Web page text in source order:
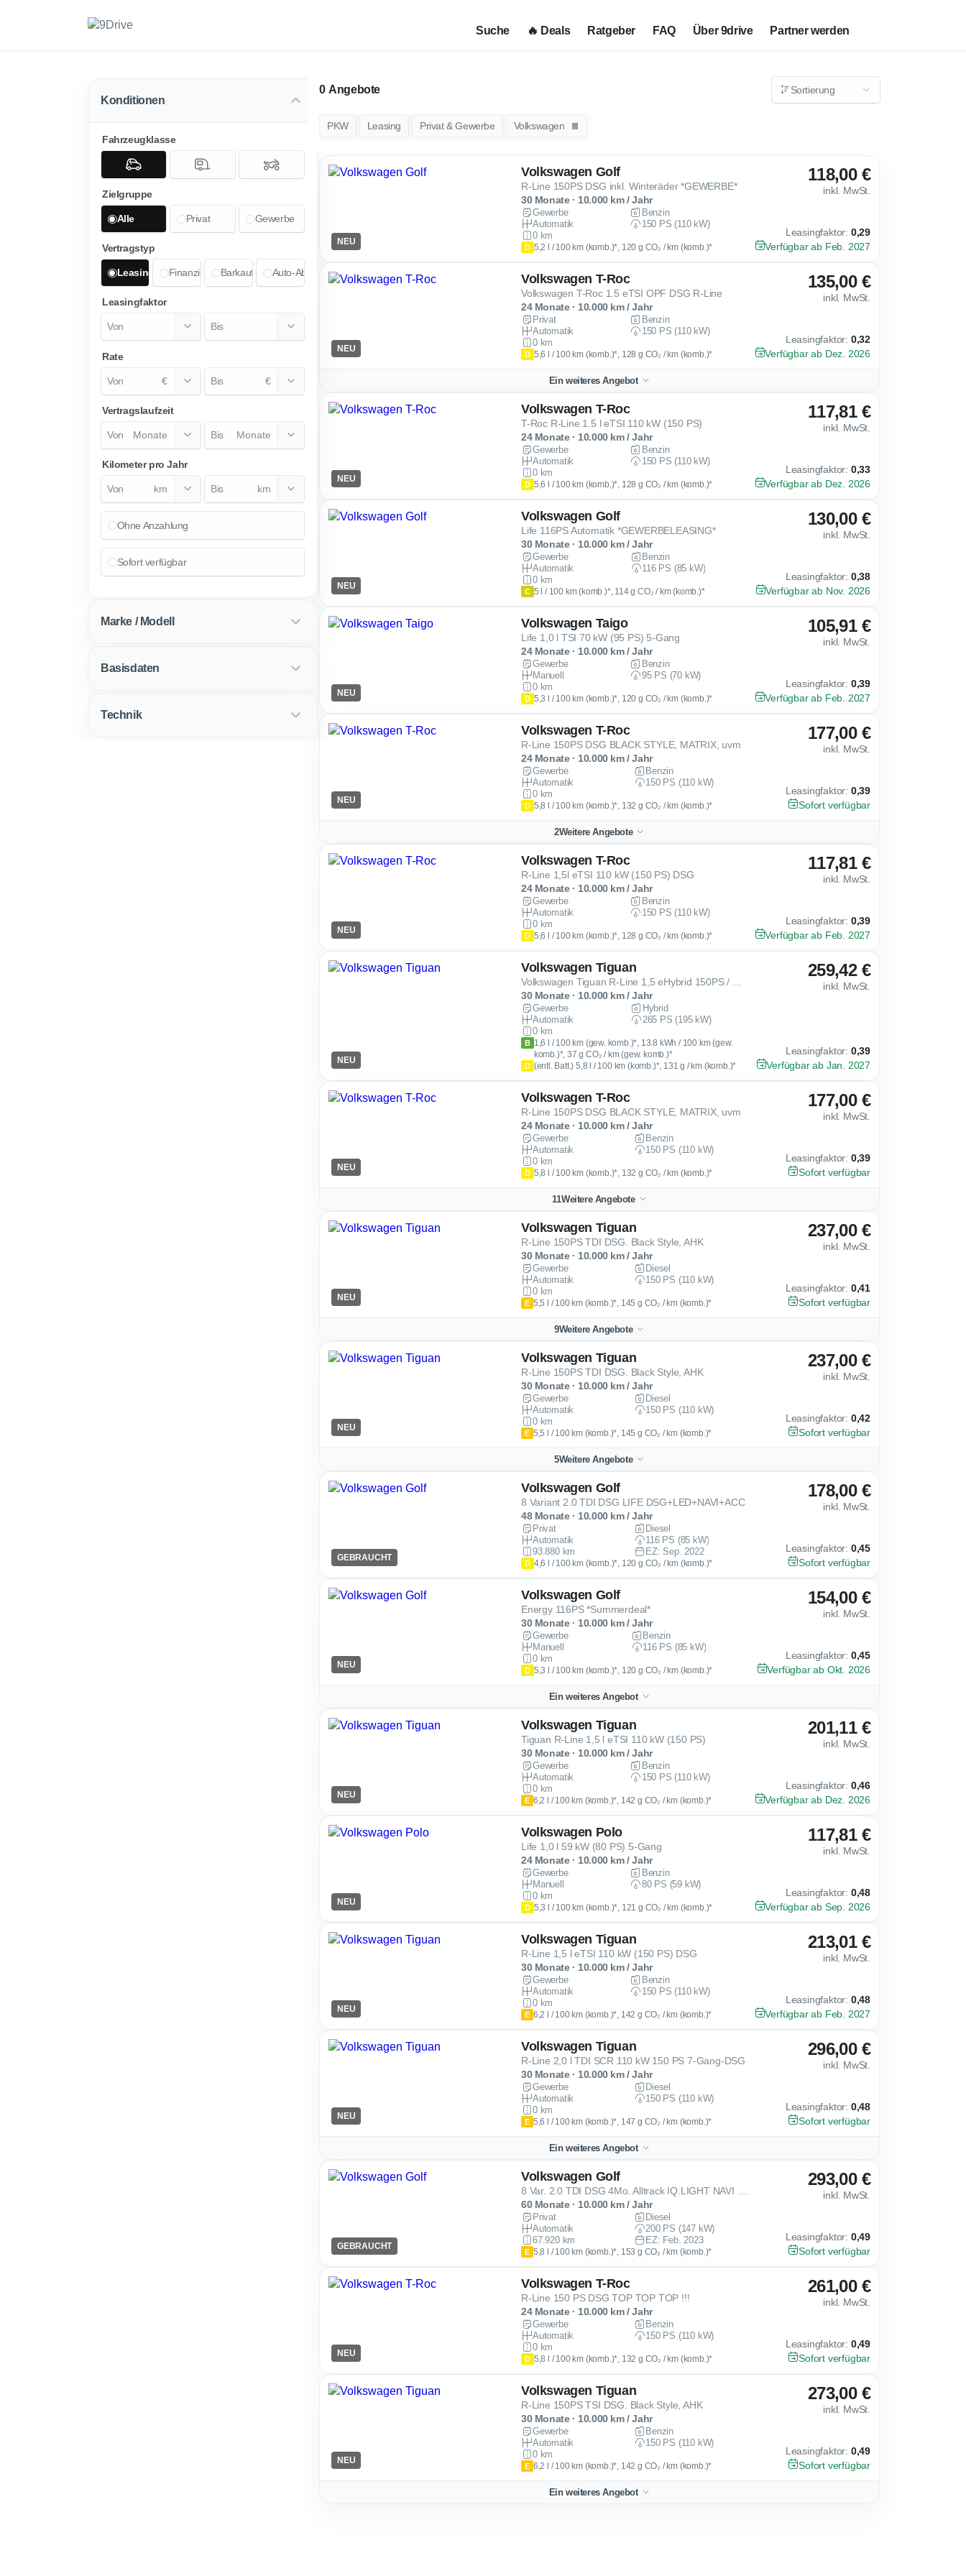
Suche 🔥 Deals Ratgeber FAQ Über 9drive Partner werden
Konditionen
Fahrzeugklasse
Zielgruppe
Alle Privat Gewerbe
Vertragstyp
Leasing FinanzierungBarkauf Auto-Abo
Leasingfaktor
Rate
€ €
Vertragslaufzeit
Monate Monate
Kilometer pro Jahr
km km
Ohne Anzahlung
Sofort verfügbar
Marke / Modell
Basisdaten
Technik
Angebote Sortierung
PKW Leasing Privat & Gewerbe Volkswagen
NEU
Volkswagen Golf
R-Line 150PS DSG inkl. Winteräder *GEWERBE*
30 Monate · 10.000 km / Jahr
Gewerbe
Benzin
Automatik
150 PS (110 kW)
0 km
D 5,2 l / 100 km (komb.)*, 120 g CO₂ / km (komb.)*
118,00 €
inkl. MwSt.
Leasingfaktor: 0,29
Verfügbar ab Feb. 2027
NEU
Volkswagen T-Roc
Volkswagen T-Roc 1.5 eTSI OPF DSG R-Line
24 Monate · 10.000 km / Jahr
Privat
Benzin
Automatik
150 PS (110 kW)
0 km
D 5,6 l / 100 km (komb.)*, 128 g CO₂ / km (komb.)*
135,00 €
inkl. MwSt.
Leasingfaktor: 0,32
Verfügbar ab Dez. 2026
Ein weiteres Angebot
NEU
Volkswagen T-Roc
T-Roc R-Line 1.5 l eTSI 110 kW (150 PS)
24 Monate · 10.000 km / Jahr
Gewerbe
Benzin
Automatik
150 PS (110 kW)
0 km
D 5,6 l / 100 km (komb.)*, 128 g CO₂ / km (komb.)*
117,81 €
inkl. MwSt.
Leasingfaktor: 0,33
Verfügbar ab Dez. 2026
NEU
Volkswagen Golf
Life 116PS Automatik *GEWERBELEASING*
30 Monate · 10.000 km / Jahr
Gewerbe
Benzin
Automatik
116 PS (85 kW)
0 km
C 5 l / 100 km (komb.)*, 114 g CO₂ / km (komb.)*
130,00 €
inkl. MwSt.
Leasingfaktor: 0,38
Verfügbar ab Nov. 2026
NEU
Volkswagen Taigo
Life 1,0 l TSI 70 kW (95 PS) 5-Gang
24 Monate · 10.000 km / Jahr
Gewerbe
Benzin
Manuell
95 PS (70 kW)
0 km
D 5,3 l / 100 km (komb.)*, 120 g CO₂ / km (komb.)*
105,91 €
inkl. MwSt.
Leasingfaktor: 0,39
Verfügbar ab Feb. 2027
NEU
Volkswagen T-Roc
R-Line 150PS DSG BLACK STYLE, MATRIX, uvm
24 Monate · 10.000 km / Jahr
Gewerbe
Benzin
Automatik
150 PS (110 kW)
0 km
D 5,8 l / 100 km (komb.)*, 132 g CO₂ / km (komb.)*
177,00 €
inkl. MwSt.
Leasingfaktor: 0,39
Sofort verfügbar
2Weitere Angebote
NEU
Volkswagen T-Roc
R-Line 1,5l eTSI 110 kW (150 PS) DSG
24 Monate · 10.000 km / Jahr
Gewerbe
Benzin
Automatik
150 PS (110 kW)
0 km
D 5,6 l / 100 km (komb.)*, 128 g CO₂ / km (komb.)*
117,81 €
inkl. MwSt.
Leasingfaktor: 0,39
Verfügbar ab Feb. 2027
NEU
Volkswagen Tiguan
30 Monate · 10.000 km / Jahr
Gewerbe
Hybrid
Automatik
265 PS (195 kW)
0 km
B 1,6 l / 100 km (gew. komb.)*, 13.8 kWh / 100 km (gew.
komb.)*, 37 g CO₂ / km (gew. komb.)*
D (entl. Batt.) 5,8 l / 100 km (komb.)*, 131 g / km (komb.)*
259,42 €
inkl. MwSt.
Leasingfaktor: 0,39
Verfügbar ab Jan. 2027
NEU
Volkswagen T-Roc
R-Line 150PS DSG BLACK STYLE, MATRIX, uvm
24 Monate · 10.000 km / Jahr
Gewerbe
Benzin
Automatik
150 PS (110 kW)
0 km
D 5,8 l / 100 km (komb.)*, 132 g CO₂ / km (komb.)*
177,00 €
inkl. MwSt.
Leasingfaktor: 0,39
Sofort verfügbar
11Weitere Angebote
NEU
Volkswagen Tiguan
R-Line 150PS TDI DSG. Black Style, AHK
30 Monate · 10.000 km / Jahr
Gewerbe
Diesel
Automatik
150 PS (110 kW)
0 km
E 5,5 l / 100 km (komb.)*, 145 g CO₂ / km (komb.)*
237,00 €
inkl. MwSt.
Leasingfaktor: 0,41
Sofort verfügbar
9Weitere Angebote
NEU
Volkswagen Tiguan
R-Line 150PS TDI DSG. Black Style, AHK
30 Monate · 10.000 km / Jahr
Gewerbe
Diesel
Automatik
150 PS (110 kW)
0 km
E 5,5 l / 100 km (komb.)*, 145 g CO₂ / km (komb.)*
237,00 €
inkl. MwSt.
Leasingfaktor: 0,42
Sofort verfügbar
5Weitere Angebote
GEBRAUCHT
Volkswagen Golf
8 Variant 2.0 TDI DSG LIFE DSG+LED+NAVI+ACC
48 Monate · 10.000 km / Jahr
Privat
Diesel
Automatik
116 PS (85 kW)
93.880 km
EZ: Sep. 2022
D 4,6 l / 100 km (komb.)*, 120 g CO₂ / km (komb.)*
178,00 €
inkl. MwSt.
Leasingfaktor: 0,45
Sofort verfügbar
NEU
Volkswagen Golf
Energy 116PS *Summerdeal*
30 Monate · 10.000 km / Jahr
Gewerbe
Benzin
Manuell
116 PS (85 kW)
0 km
D 5,3 l / 100 km (komb.)*, 120 g CO₂ / km (komb.)*
154,00 €
inkl. MwSt.
Leasingfaktor: 0,45
Verfügbar ab Okt. 2026
Ein weiteres Angebot
NEU
Volkswagen Tiguan
Tiguan R-Line 1,5 l eTSI 110 kW (150 PS)
30 Monate · 10.000 km / Jahr
Gewerbe
Benzin
Automatik
150 PS (110 kW)
0 km
E 6,2 l / 100 km (komb.)*, 142 g CO₂ / km (komb.)*
201,11 €
inkl. MwSt.
Leasingfaktor: 0,46
Verfügbar ab Dez. 2026
NEU
Volkswagen Polo
Life 1,0 l 59 kW (80 PS) 5-Gang
24 Monate · 10.000 km / Jahr
Gewerbe
Benzin
Manuell
80 PS (59 kW)
0 km
D 5,3 l / 100 km (komb.)*, 121 g CO₂ / km (komb.)*
117,81 €
inkl. MwSt.
Leasingfaktor: 0,48
Verfügbar ab Sep. 2026
NEU
Volkswagen Tiguan
R-Line 1,5 l eTSI 110 kW (150 PS) DSG
30 Monate · 10.000 km / Jahr
Gewerbe
Benzin
Automatik
150 PS (110 kW)
0 km
E 6,2 l / 100 km (komb.)*, 142 g CO₂ / km (komb.)*
213,01 €
inkl. MwSt.
Leasingfaktor: 0,48
Verfügbar ab Feb. 2027
NEU
Volkswagen Tiguan
R-Line 2,0 l TDI SCR 110 kW 150 PS 7-Gang-DSG
30 Monate · 10.000 km / Jahr
Gewerbe
Diesel
Automatik
150 PS (110 kW)
0 km
E 5,6 l / 100 km (komb.)*, 147 g CO₂ / km (komb.)*
296,00 €
inkl. MwSt.
Leasingfaktor: 0,48
Sofort verfügbar
Ein weiteres Angebot
GEBRAUCHT
Volkswagen Golf
60 Monate · 10.000 km / Jahr
Privat
Diesel
Automatik
200 PS (147 kW)
67.920 km
EZ: Feb. 2023
E 5,8 l / 100 km (komb.)*, 153 g CO₂ / km (komb.)*
293,00 €
inkl. MwSt.
Leasingfaktor: 0,49
Sofort verfügbar
NEU
Volkswagen T-Roc
R-Line 150 PS DSG TOP TOP TOP !!!
24 Monate · 10.000 km / Jahr
Gewerbe
Benzin
Automatik
150 PS (110 kW)
0 km
D 5,8 l / 100 km (komb.)*, 132 g CO₂ / km (komb.)*
261,00 €
inkl. MwSt.
Leasingfaktor: 0,49
Sofort verfügbar
NEU
Volkswagen Tiguan
R-Line 150PS TSI DSG. Black Style, AHK
30 Monate · 10.000 km / Jahr
Gewerbe
Benzin
Automatik
150 PS (110 kW)
0 km
E 6,2 l / 100 km (komb.)*, 142 g CO₂ / km (komb.)*
273,00 €
inkl. MwSt.
Leasingfaktor: 0,49
Sofort verfügbar
Ein weiteres Angebot